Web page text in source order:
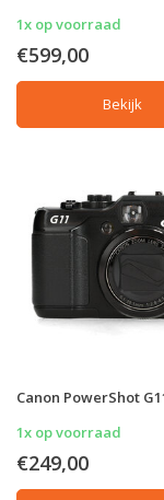
1x op voorraad
€599,00
Bekijk
Canon PowerShot
1x op voorraad
€249,00